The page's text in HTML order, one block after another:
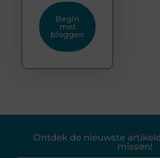
Begin
met
bloggen
Ontdek de nieuwste
missen!